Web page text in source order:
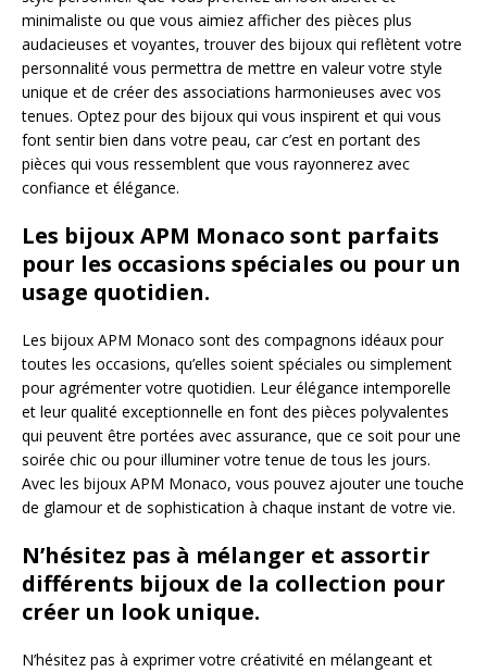
minimaliste ou que vous aimiez afficher des pièces plus
audacieuses et voyantes, trouver des bijoux qui reflètent votre
personnalité vous permettra de mettre en valeur votre style
unique et de créer des associations harmonieuses avec vos
tenues. Optez pour des bijoux qui vous inspirent et qui vous
font sentir bien dans votre peau, car c’est en portant des
pièces qui vous ressemblent que vous rayonnerez avec
confiance et élégance.
Les bijoux APM Monaco sont parfaits
pour les occasions spéciales ou pour un
usage quotidien.
Les bijoux APM Monaco sont des compagnons idéaux pour
toutes les occasions, qu’elles soient spéciales ou simplement
pour agrémenter votre quotidien. Leur élégance intemporelle
et leur qualité exceptionnelle en font des pièces polyvalentes
qui peuvent être portées avec assurance, que ce soit pour une
soirée chic ou pour illuminer votre tenue de tous les jours.
Avec les bijoux APM Monaco, vous pouvez ajouter une touche
de glamour et de sophistication à chaque instant de votre vie.
N’hésitez pas à mélanger et assortir
différents bijoux de la collection pour
créer un look unique.
N’hésitez pas à exprimer votre créativité en mélangeant et